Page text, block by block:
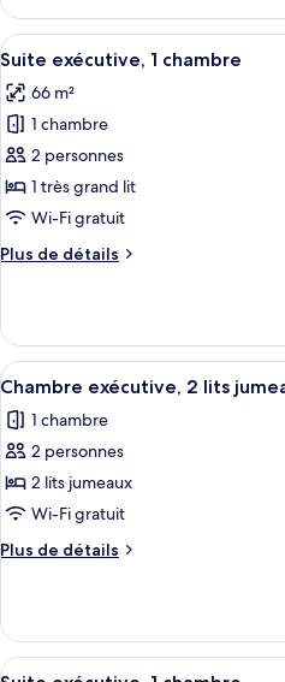
très
grand
lit
Chambre
exécutive,
1
grand
lit
Afficher
toutes
les
photos
pour
ce
type
chambre :
chambre
15
Suite exécutive, 1 chambre
66 m²
1 chambre
2 personnes
1 très grand lit
Wi-Fi gratuit
Plus de détails
Plus
Suite
exécutive,
1
Afficher
toutes
les
photos
pour
ce
type
de
Chambre
exécutive,
10
Chambre exécutive, 2 lits
1 chambre
2 personnes
2 lits jumeaux
Wi-Fi gratuit
Plus de détails
Plus
Chambre
exécutive,
Afficher